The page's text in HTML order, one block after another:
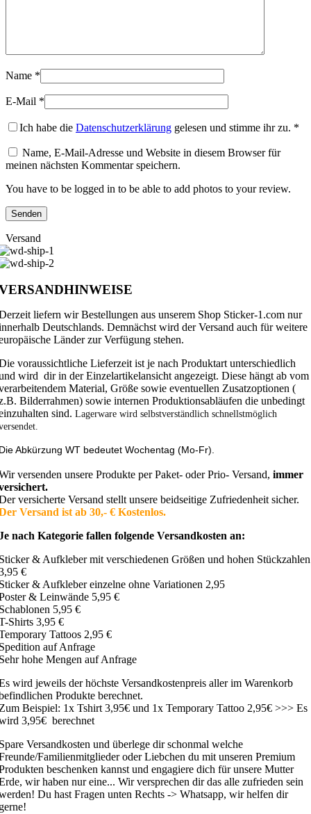
Name *
E-Mail *
Ich habe die Datenschutzerklärung gelesen und stimme ihr zu. *
Name, E-Mail-Adresse und Website in diesem Browser für
meinen nächsten Kommentar speichern.
You have to be logged in to be able to add photos to your review.
Versand
liefern wir Bestellungen aus unserem Shop Sticker-1.com nur
Deutschlands. Demnächst wird der Versand auch für weitere
Länder zur Verfügung stehen.
voraussichtliche Lieferzeit ist je nach Produktart unterschiedlich
wird dir in der Einzelartikelansicht angezeigt. Diese hängt ab vom
Material, Größe sowie eventuellen Zusatzoptionen (
Bilderrahmen) sowie internen Produktionsabläufen die unbedingt
sind. Lagerware wird selbstverständlich schnellstmöglich
Abkürzung WT bedeutet Wochentag (Mo-Fr).
versenden unsere Produkte per Paket- oder Prio- Versand, immer
versicherte Versand stellt unsere beidseitige Zufriedenheit sicher.
Versand ist ab 30,- € Kostenlos.
nach Kategorie fallen folgende Versandkosten an:
& Aufkleber mit verschiedenen Größen und hohen Stückzahlen
€
& Aufkleber einzelne ohne Variationen 2,95
& Leinwände 5,95 €
5,95 €
Shirts 3,95 €
Tattoos 2,95 €
auf Anfrage
hohe Mengen auf Anfrage
wird jeweils der höchste Versandkostenpreis aller im Warenkorb
Produkte berechnet.
Beispiel: 1x Tshirt 3,95€ und 1x Temporary Tattoo 2,95€ >>> Es
3,95€ berechnet
Versandkosten und überlege dir schonmal welche
Familienmitglieder oder Liebchen du mit unseren Premium
beschenken kannst und engagiere dich für unsere Mutter
wir haben nur eine... Wir versprechen dir das alle zufrieden sein
Du hast Fragen unten Rechts -> Whatsapp, wir helfen dir